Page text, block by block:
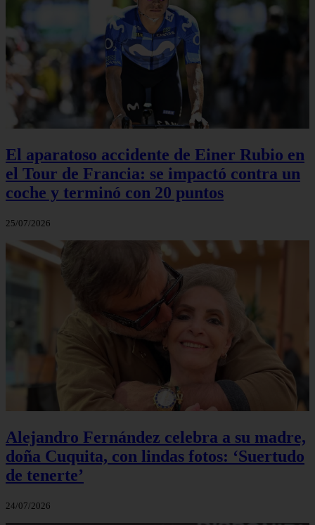
El aparatoso accidente de Einer Rubio en
el Tour de Francia: se impactó contra un
coche y terminó con 20 puntos
25/07/2026
Alejandro Fernández celebra a su madre,
doña Cuquita, con lindas fotos: ‘Suertudo
de tenerte’
24/07/2026